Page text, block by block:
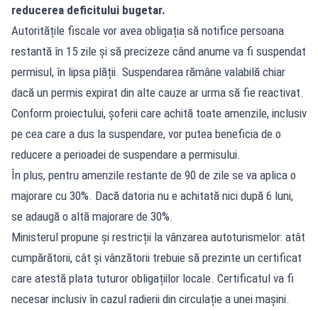
reducerea deficitului bugetar.
Autoritățile fiscale vor avea obligația să notifice persoana
restantă în 15 zile și să precizeze când anume va fi suspendat
permisul, în lipsa plății. Suspendarea rămâne valabilă chiar
dacă un permis expirat din alte cauze ar urma să fie reactivat.
Conform proiectului, șoferii care achită toate amenzile, inclusiv
pe cea care a dus la suspendare, vor putea beneficia de o
reducere a perioadei de suspendare a permisului.
În plus, pentru amenzile restante de 90 de zile se va aplica o
majorare cu 30%. Dacă datoria nu e achitată nici după 6 luni,
se adaugă o altă majorare de 30%.
Ministerul propune și restricții la vânzarea autoturismelor: atât
cumpărătorii, cât și vânzătorii trebuie să prezinte un certificat
care atestă plata tuturor obligațiilor locale. Certificatul va fi
necesar inclusiv în cazul radierii din circulație a unei mașini.